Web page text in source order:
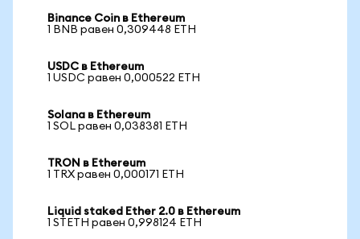
Binance Coin в Ethereum
1 BNB равен 0,309448 ETH
USDC в Ethereum
1 USDC равен 0,000522 ETH
Solana в Ethereum
1 SOL равен 0,038381 ETH
TRON в Ethereum
1 TRX равен 0,000171 ETH
Liquid staked Ether 2.0 в Ethereum
1 STETH равен 0,998124 ETH